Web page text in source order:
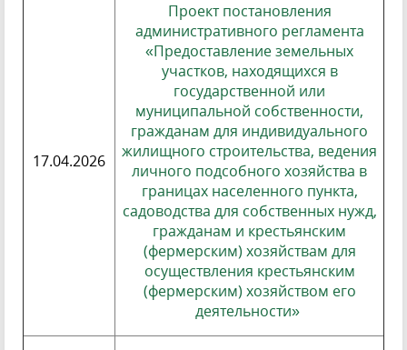
17.04.2026
Проект постановления
административного регламента
«Предоставление земельных
участков, находящихся в
государственной или
муниципальной собственности,
гражданам для индивидуального
жилищного строительства, ведения
личного подсобного хозяйства в
границах населенного пункта,
садоводства для собственных нужд,
гражданам и крестьянским
(фермерским) хозяйствам для
осуществления крестьянским
(фермерским) хозяйством его
деятельности»